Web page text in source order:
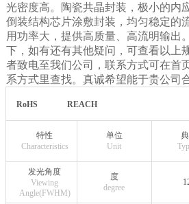
光密度高。陶瓷共晶封装，极小的内
倒装结构芯片涂敷封装，均匀稳定的
用功率大，提供高质量、高流明输出
下，如有还有其他疑问，可查看以上
者致电至我们公司，联系方式可在首
系方式里查找。真诚希望能于贵公司
RoHS REACH
特性
Characteristics
单位
Unit
发光角度
Viewing
Angle(FWHM)
度
degree